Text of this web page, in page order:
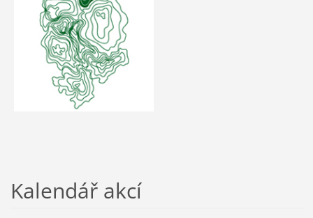
Kalendář akcí